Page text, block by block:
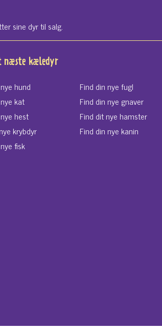
sine dyr til salg.
næste kæledyr
hund
kat
hest
krybdyr
fisk
Find din nye fugl
Find din nye gnaver
Find dit nye hamster
Find din nye kanin